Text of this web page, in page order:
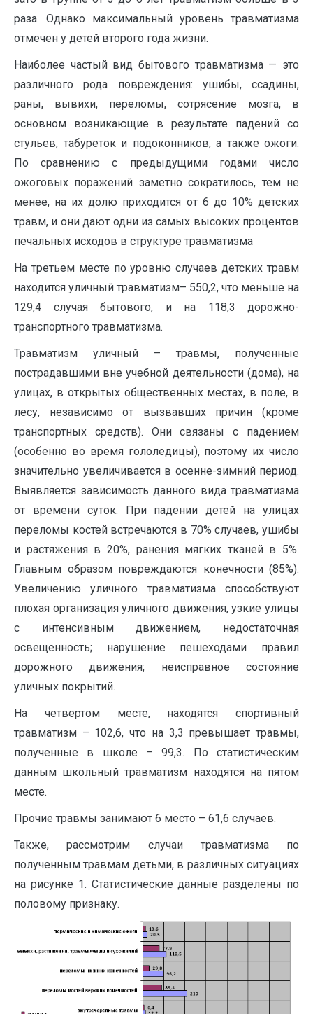
раза. Однако максимальный уровень травматизма
отмечен у детей второго года жизни.
Наиболее частый вид бытового травматизма — это
различного рода повреждения: ушибы, ссадины,
раны, вывихи, переломы, сотрясение мозга, в
основном возникающие в результате падений со
стульев, табуреток и подоконников, а также ожоги.
По сравнению с предыдущими годами число
ожоговых поражений заметно сократилось, тем не
менее, на их долю приходится от 6 до 10% детских
травм, и они дают одни из самых высоких процентов
печальных исходов в структуре травматизма
На третьем месте по уровню случаев детских травм
находится уличный травматизм– 550,2, что меньше на
129,4 случая бытового, и на 118,3 дорожно-
транспортного травматизма.
Травматизм уличный – травмы, полученные
пострадавшими вне учебной деятельности (дома), на
улицах, в открытых общественных местах, в поле, в
лесу, независимо от вызвавших причин (кроме
транспортных средств). Они связаны с падением
(особенно во время гололедицы), поэтому их число
значительно увеличивается в осенне-зимний период.
Выявляется зависимость данного вида травматизма
от времени суток. При падении детей на улицах
переломы костей встречаются в 70% случаев, ушибы
и растяжения в 20%, ранения мягких тканей в 5%.
Главным образом повреждаются конечности (85%).
Увеличению уличного травматизма способствуют
плохая организация уличного движения, узкие улицы
с интенсивным движением, недостаточная
освещенность; нарушение пешеходами правил
дорожного движения; неисправное состояние
уличных покрытий.
На четвертом месте, находятся спортивный
травматизм – 102,6, что на 3,3 превышает травмы,
полученные в школе – 99,3. По статистическим
данным школьный травматизм находятся на пятом
месте.
Прочие травмы занимают 6 место – 61,6 случаев.
Также, рассмотрим случаи травматизма по
полученным травмам детьми, в различных ситуациях
на рисунке 1. Статистические данные разделены по
половому признаку.